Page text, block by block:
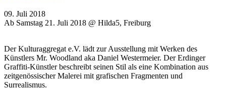
09. Juli 2018
Ab Samstag 21. Juli 2018 @ Hilda5, Freiburg
Der Kulturaggregat e.V. lädt zur Ausstellung mit Werken des
Künstlers Mr. Woodland aka Daniel Westermeier. Der Erdinger
Graffiti-Künstler beschreibt seinen Stil als eine Kombination aus
zeitgenössischer Malerei mit grafischen Fragmenten und
Surrealismus.